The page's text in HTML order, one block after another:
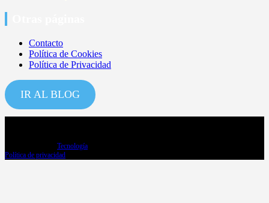
Contacto
Política de Cookies
Política de Privacidad
IR AL BLOG
Tecnología
Política de privacidad